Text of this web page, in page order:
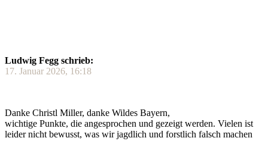
Ludwig Fegg schrieb:
17. Januar 2026, 16:18
Danke Christl Miller, danke Wildes Bayern,
wichtige Punkte, die angesprochen und gezeigt werden. Vielen ist
leider nicht bewusst, was wir jagdlich und forstlich falsch machen